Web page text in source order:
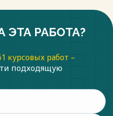
РАБОТА?
курсовых работ –
подходящую